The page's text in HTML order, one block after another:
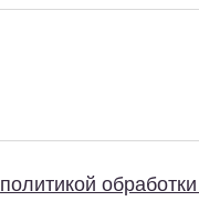
политикой